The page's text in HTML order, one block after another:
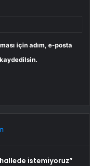
için adım, e-posta
istemiyoruz”